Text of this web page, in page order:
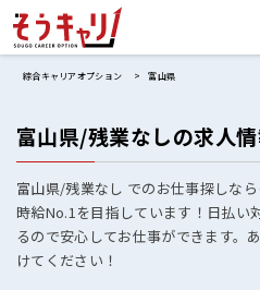
綜合キャリアオプション 富山県
富山県/残業なしの求人
富山県/残業なし でのお仕事探しな
時給No.1を目指しています！日払い
るので安心してお仕事ができます。
けてください！